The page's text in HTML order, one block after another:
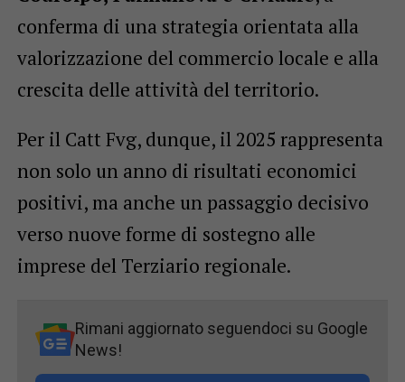
conferma di una strategia orientata alla
valorizzazione del commercio locale e alla
crescita delle attività del territorio.
Per il Catt Fvg, dunque, il 2025 rappresenta
non solo un anno di risultati economici
positivi, ma anche un passaggio decisivo
verso nuove forme di sostegno alle
imprese del Terziario regionale.
Rimani aggiornato seguendoci su Google
News!